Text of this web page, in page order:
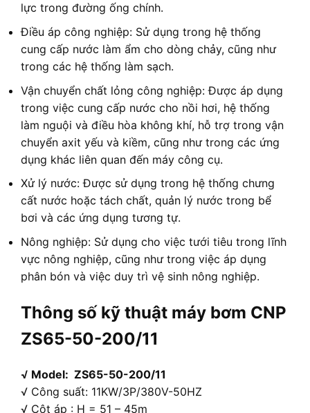
lực trong đường ống chính.
Điều áp công nghiệp: Sử dụng trong hệ thống
cung cấp nước làm ẩm cho dòng chảy, cũng như
trong các hệ thống làm sạch.
Vận chuyển chất lỏng công nghiệp: Được áp dụng
trong việc cung cấp nước cho nồi hơi, hệ thống
làm nguội và điều hòa không khí, hỗ trợ trong vận
chuyển axit yếu và kiềm, cũng như trong các ứng
dụng khác liên quan đến máy công cụ.
Xử lý nước: Được sử dụng trong hệ thống chưng
cất nước hoặc tách chất, quản lý nước trong bể
bơi và các ứng dụng tương tự.
Nông nghiệp: Sử dụng cho việc tưới tiêu trong lĩnh
vực nông nghiệp, cũng như trong việc áp dụng
phân bón và việc duy trì vệ sinh nông nghiệp.
Thông số kỹ thuật máy bơm CNP
ZS65-50-200/11
√ Model: ZS65-50-200/11
√ Công suất: 11KW/3P/380V-50HZ
√ Cột áp : H = 51 – 45m